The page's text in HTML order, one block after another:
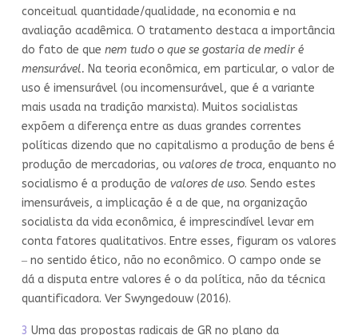
conceitual quantidade/qualidade, na economia e na
avaliação acadêmica. O tratamento destaca a importância
do fato de que nem tudo o que se gostaria de medir é
mensurável. Na teoria econômica, em particular, o valor de
uso é imensurável (ou incomensurável, que é a variante
mais usada na tradição marxista). Muitos socialistas
expõem a diferença entre as duas grandes correntes
políticas dizendo que no capitalismo a produção de bens é
produção de mercadorias, ou valores de troca, enquanto no
socialismo é a produção de valores de uso. Sendo estes
imensuráveis, a implicação é a de que, na organização
socialista da vida econômica, é imprescindível levar em
conta fatores qualitativos. Entre esses, figuram os valores
‒ no sentido ético, não no econômico. O campo onde se
dá a disputa entre valores é o da política, não da técnica
quantificadora. Ver Swyngedouw (2016).
3 Uma das propostas radicais de GR no plano da